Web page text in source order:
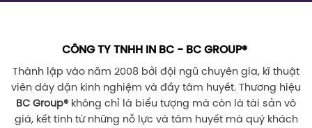
CÔNG TY TNHH IN BC - BC GROUP®
Thành lập vào năm 2008 bởi đội ngũ chuyên gia, kĩ thuật
viên dày dặn kinh nghiệm và đầy tâm huyết. Thương hiệu
BC Group® không chỉ là biểu tượng mà còn là tài sản vô
giá, kết tinh từ những nỗ lực và tâm huyết mà quý khách